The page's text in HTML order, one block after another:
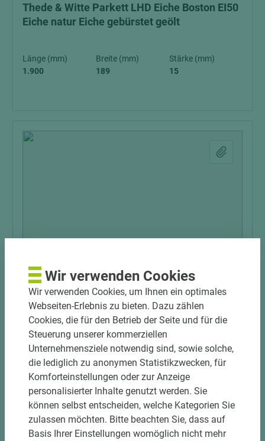
Thede & Witte Parkett LHD Eiche Boston EI50
Eiche natur Eiche gebürstet geölt
Länge (mm)
1.900
Breite (mm)
189
Stärke (mm)
15
Art.-Nr. 03600010073
Thede & Witte Parkett LHD Eiche Boston EI65
Eiche astig Eiche gebürstet& geräuchert matt
versiegelt 2-seitige Fase
Länge (mm)
1.900
189
15
Wir verwenden Cookies
Wir verwenden Cookies, um Ihnen ein optimales
Webseiten-Erlebnis zu bieten. Dazu zählen
Cookies, die für den Betrieb der Seite und für die
Steuerung unserer kommerziellen
Unternehmensziele notwendig sind, sowie solche,
die lediglich zu anonymen Statistikzwecken, für
Komforteinstellungen oder zur Anzeige
personalisierter Inhalte genutzt werden. Sie
können selbst entscheiden, welche Kategorien Sie
zulassen möchten. Bitte beachten Sie, dass auf
Basis Ihrer Einstellungen womöglich nicht mehr